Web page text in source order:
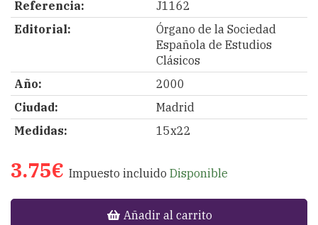
Referencia:
J1162
Editorial:
Órgano de la Sociedad
Española de Estudios
Clásicos
Año:
2000
Ciudad:
Madrid
Medidas:
15x22
3.75€ Impuesto incluido Disponible
Añadir al carrito